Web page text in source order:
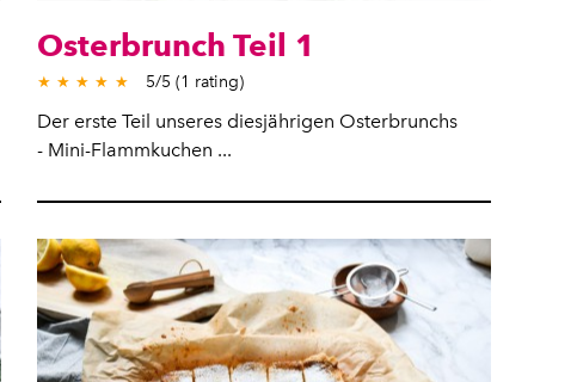
Osterbrunch Teil 1
★ ★ ★ ★ ★ 5/5 (1 rating)
Der erste Teil unseres diesjährigen Osterbrunchs
- Mini-Flammkuchen ...